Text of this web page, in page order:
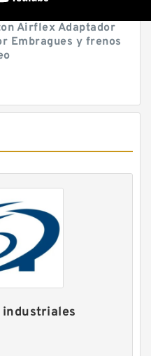
Airflex Adaptador
Embragues y frenos